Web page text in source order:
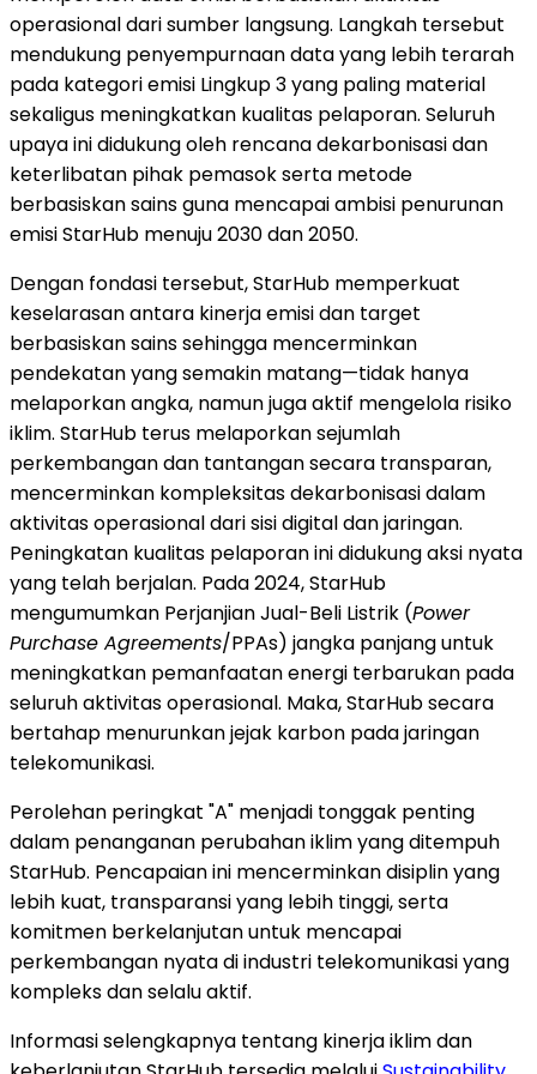
operasional dari sumber langsung. Langkah tersebut
mendukung penyempurnaan data yang lebih terarah
pada kategori emisi Lingkup 3 yang paling material
sekaligus meningkatkan kualitas pelaporan. Seluruh
upaya ini didukung oleh rencana dekarbonisasi dan
keterlibatan pihak pemasok serta metode
berbasiskan sains guna mencapai ambisi penurunan
emisi StarHub menuju 2030 dan 2050.
Dengan fondasi tersebut, StarHub memperkuat
keselarasan antara kinerja emisi dan target
berbasiskan sains sehingga mencerminkan
pendekatan yang semakin matang—tidak hanya
melaporkan angka, namun juga aktif mengelola risiko
iklim. StarHub terus melaporkan sejumlah
perkembangan dan tantangan secara transparan,
mencerminkan kompleksitas dekarbonisasi dalam
aktivitas operasional dari sisi digital dan jaringan.
Peningkatan kualitas pelaporan ini didukung aksi nyata
yang telah berjalan. Pada 2024, StarHub
mengumumkan Perjanjian Jual-Beli Listrik (Power
Purchase Agreements/PPAs) jangka panjang untuk
meningkatkan pemanfaatan energi terbarukan pada
seluruh aktivitas operasional. Maka, StarHub secara
bertahap menurunkan jejak karbon pada jaringan
telekomunikasi.
Perolehan peringkat "A" menjadi tonggak penting
dalam penanganan perubahan iklim yang ditempuh
StarHub. Pencapaian ini mencerminkan disiplin yang
lebih kuat, transparansi yang lebih tinggi, serta
komitmen berkelanjutan untuk mencapai
perkembangan nyata di industri telekomunikasi yang
kompleks dan selalu aktif.
Informasi selengkapnya tentang kinerja iklim dan